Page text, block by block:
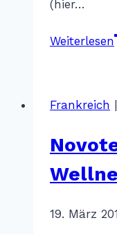
(hier…
Weiterlesen
–
Frankreich |
Von
19. März